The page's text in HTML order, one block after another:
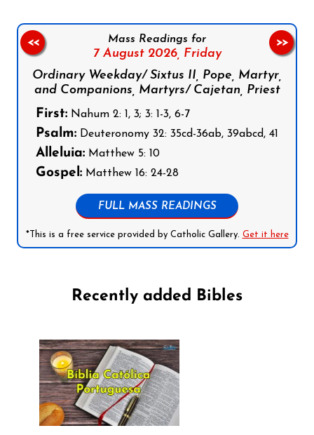
Mass Readings for
7 August 2026, Friday
Ordinary Weekday/ Sixtus II, Pope, Martyr,
and Companions, Martyrs/ Cajetan, Priest
First: Nahum 2: 1, 3; 3: 1-3, 6-7
Psalm: Deuteronomy 32: 35cd-36ab, 39abcd, 41
Alleluia: Matthew 5: 10
Gospel: Matthew 16: 24-28
FULL MASS READINGS
*This is a free service provided by Catholic Gallery. Get it here
<< >>
Recently added Bibles